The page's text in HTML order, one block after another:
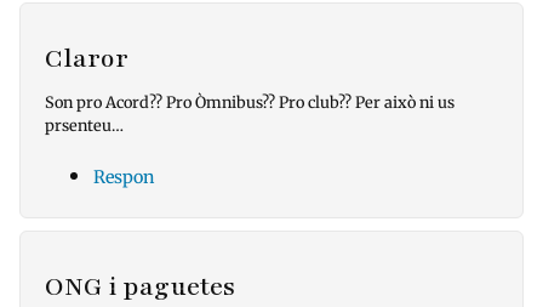
Claror
Son pro Acord?? Pro Òmnibus?? Pro club?? Per això ni us
prsenteu…
Respon
ONG i paguetes